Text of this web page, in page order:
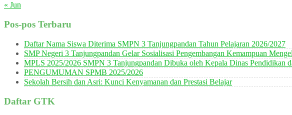
« Jun
Pos-pos Terbaru
Daftar Nama Siswa Diterima SMPN 3 Tanjungpandan Tahun Pelajaran 2026/2027
SMP Negeri 3 Tanjungpandan Gelar Sosialisasi Pengembangan Kemampuan
MPLS 2025/2026 SMPN 3 Tanjungpandan Dibuka oleh Kepala Dinas Pendidikan
PENGUMUMAN SPMB 2025/2026
Sekolah Bersih dan Asri: Kunci Kenyamanan dan Prestasi Belajar
Daftar GTK